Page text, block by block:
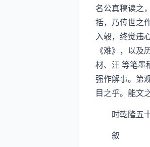
名公真稿读之
括，乃传世之
入彀，终觉违
《难》，以
材、汪 等笔墨
强作解事。第
目之乎。能文
时乾隆五十
叙